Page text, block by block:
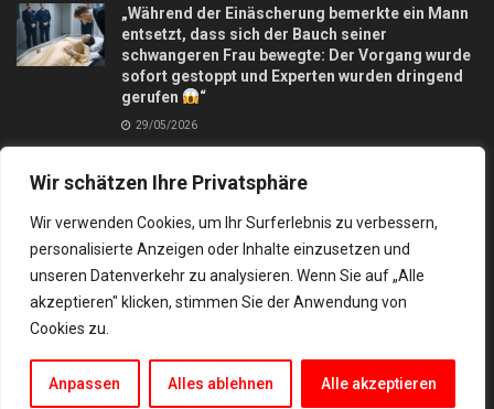
Wir schätzen Ihre Privatsphäre
Wir verwenden Cookies, um Ihr Surferlebnis zu verbessern,
personalisierte Anzeigen oder Inhalte einzusetzen und
unseren Datenverkehr zu analysieren. Wenn Sie auf „Alle
akzeptieren" klicken, stimmen Sie der Anwendung von
Cookies zu.
Anpassen Alles ablehnen Alle akzeptieren
„Während der Einäscherung bemerkte ein Mann
entsetzt, dass sich der Bauch seiner
schwangeren Frau bewegte: Der Vorgang wurde
sofort gestoppt und Experten wurden dringend
gerufen
“
29/05/2026
macht mich verrückt
28/09/2025
Kontakt Datenschutz
© 2024 Besten rezepte und tipps